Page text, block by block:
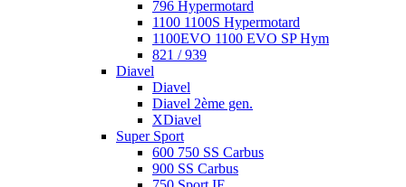
796 Hypermotard
1100 1100S Hypermotard
1100EVO 1100 EVO SP Hym
821 / 939
Diavel
Diavel
Diavel 2ème gen.
XDiavel
Super Sport
600 750 SS Carbus
900 SS Carbus